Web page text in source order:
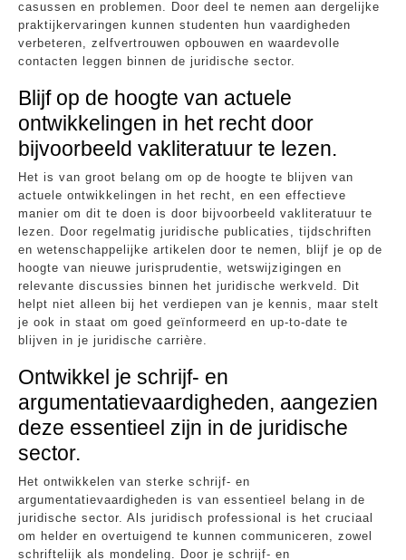
casussen en problemen. Door deel te nemen aan dergelijke
praktijkervaringen kunnen studenten hun vaardigheden
verbeteren, zelfvertrouwen opbouwen en waardevolle
contacten leggen binnen de juridische sector.
Blijf op de hoogte van actuele
ontwikkelingen in het recht door
bijvoorbeeld vakliteratuur te lezen.
Het is van groot belang om op de hoogte te blijven van
actuele ontwikkelingen in het recht, en een effectieve
manier om dit te doen is door bijvoorbeeld vakliteratuur te
lezen. Door regelmatig juridische publicaties, tijdschriften
en wetenschappelijke artikelen door te nemen, blijf je op de
hoogte van nieuwe jurisprudentie, wetswijzigingen en
relevante discussies binnen het juridische werkveld. Dit
helpt niet alleen bij het verdiepen van je kennis, maar stelt
je ook in staat om goed geïnformeerd en up-to-date te
blijven in je juridische carrière.
Ontwikkel je schrijf- en
argumentatievaardigheden, aangezien
deze essentieel zijn in de juridische
sector.
Het ontwikkelen van sterke schrijf- en
argumentatievaardigheden is van essentieel belang in de
juridische sector. Als juridisch professional is het cruciaal
om helder en overtuigend te kunnen communiceren, zowel
schriftelijk als mondeling. Door je schrijf- en